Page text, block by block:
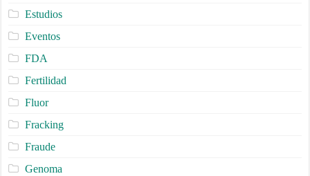
Estudios
Eventos
FDA
Fertilidad
Fluor
Fracking
Fraude
Genoma